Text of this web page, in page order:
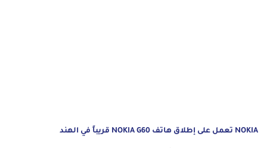
NOKIA تعمل على إطلاق هاتف NOKIA G60 قريباً في الهند